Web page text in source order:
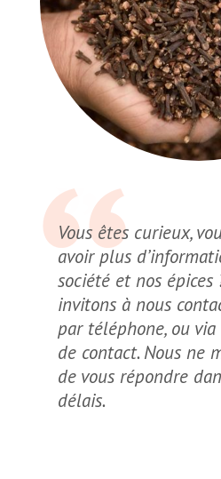
Vous êtes curieux,
avoir plus
société et nos épices
invitons à nous
par téléphone, ou
de contact. Nous ne
de vous répondre
délais.